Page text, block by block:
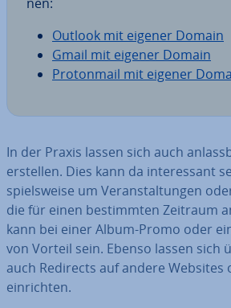
Outlook mit eigener Domain
Gmail mit eigener Domain
Pro­ton­mail mit eigener
In der Praxis lassen sich auch
erstellen. Dies kann da in­ter­es­sant
spiels­wei­se um Ver­an­stal­tun­gen
die für einen be­stimm­ten Zeitraum
kann bei einer Album-Promo oder
von Vorteil sein. Ebenso lassen sich
auch Redirects auf andere
ein­rich­ten.